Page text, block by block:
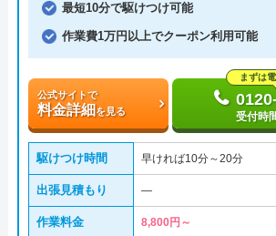
最短10分で駆けつけ可能
作業費1万円以上でクーポン利用可能
公式サイトで
料金詳細を見る
まずは
受付時
駆けつけ時間 早ければ10分～20分
出張見積もり ―
作業料金 8,800円～